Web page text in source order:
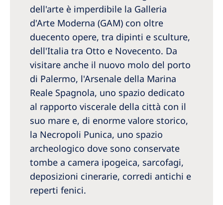
dell'arte è imperdibile la Galleria
d'Arte Moderna (GAM) con oltre
duecento opere, tra dipinti e sculture,
dell'Italia tra Otto e Novecento. Da
visitare anche il nuovo molo del porto
di Palermo, l'Arsenale della Marina
Reale Spagnola, uno spazio dedicato
al rapporto viscerale della città con il
suo mare e, di enorme valore storico,
la Necropoli Punica, uno spazio
archeologico dove sono conservate
tombe a camera ipogeica, sarcofagi,
deposizioni cinerarie, corredi antichi e
reperti fenici.